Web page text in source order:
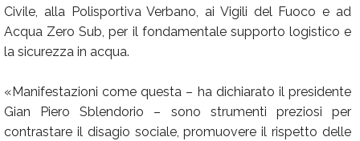
Civile, alla Polisportiva Verbano, ai Vigili del Fuoco e ad
Acqua Zero Sub, per il fondamentale supporto logistico e
la sicurezza in acqua.
«Manifestazioni come questa – ha dichiarato il presidente
Gian Piero Sblendorio – sono strumenti preziosi per
contrastare il disagio sociale, promuovere il rispetto delle